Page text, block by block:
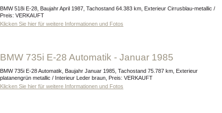
BMW 518i E-28, Baujahr April 1987, Tachostand 64.383 km, Exterieur Cirrusblau-metallic /
Preis: VERKAUFT
Klicken Sie hier für weitere Informationen und Fotos
BMW 735i E-28 Automatik - Januar 1985
BMW 735i E-28 Automatik, Baujahr Januar 1985, Tachostand 75.787 km, Exterieur
platanengrün metallic / Interieur Leder braun, Preis: VERKAUFT
Klicken Sie hier für weitere Informationen und Fotos